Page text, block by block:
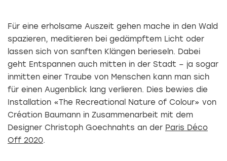
Für eine erholsame Auszeit gehen mache in den Wald
spazieren, meditieren bei gedämpftem Licht oder
lassen sich von sanften Klängen berieseln. Dabei
geht Entspannen auch mitten in der Stadt – ja sogar
inmitten einer Traube von Menschen kann man sich
für einen Augenblick lang verlieren. Dies bewies die
Installation «The Recreational Nature of Colour» von
Création Baumann in Zusammenarbeit mit dem
Designer Christoph Goechnahts an der Paris Déco
Off 2020.